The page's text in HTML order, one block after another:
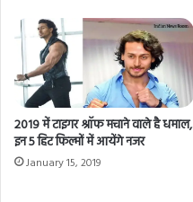
2019 में टाइगर श्रॉफ मचाने वाले है धमाल,
इन 5 हिट फिल्मों में आयेंगे नजर
January 15, 2019